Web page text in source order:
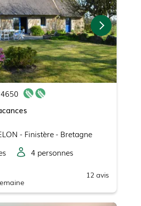
- Finistère - Bretagne
s 4 personnes
12 avis